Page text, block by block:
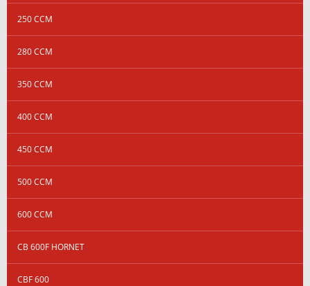
250 CCM
280 CCM
350 CCM
400 CCM
450 CCM
500 CCM
600 CCM
CB 600F HORNET
CBF 600